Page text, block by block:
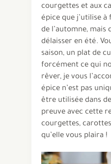
courgettes et aux
épice que j’utilise
de l’automne, mais
délaisser en été.
saison, un plat de
forcément ce qui
rêver, je vous
épice n’est pas
être utilisée dans
preuve avec cette
courgettes,
qu’elle vous plaira !